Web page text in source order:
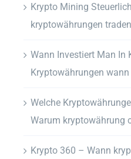
Krypto Mining
kryptowährungen
Wann Investiert Man In
Kryptowährungen
Welche
Warum kryptowährung
Krypto 360 – Wann